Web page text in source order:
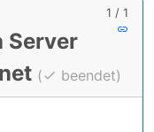
1 / 1
Server
( beendet)